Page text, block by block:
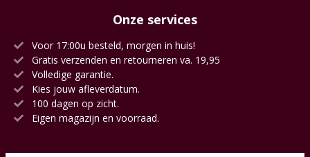
Onze services
Voor 17:00u besteld, morgen in huis!
Gratis verzenden en retourneren va. 19,95
Volledige garantie.
Kies jouw afleverdatum.
100 dagen op zicht.
Eigen magazijn en voorraad.